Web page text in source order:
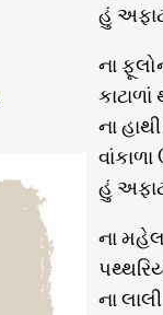
હું
ના
ના
હું
ના
ના